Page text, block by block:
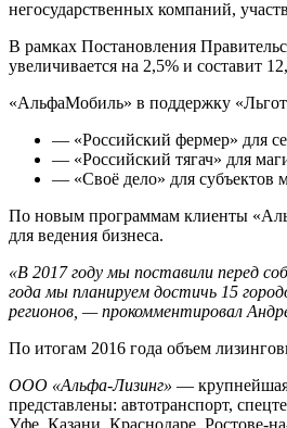
негосударственных компаний,
В рамках Постановления
увеличивается на 2,5% и составит
«АльфаМобиль» в поддержку
— «Российский фермер» для
— «Российский тягач» для
— «Своё дело» для субъектов
По новым программам клиенты
для ведения бизнеса.
«В 2017 году мы поставили перед
года мы планируем достичь 15
регионов, — прокомментировал
По итогам 2016 года объем
ООО «Альфа-Лизинг» — крупнейшая
представлены: автотранспорт,